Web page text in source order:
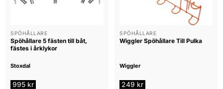
SPÖHÅLLARE
Spöhållare 5 fästen till båt,
fästes i årklykor
Stoxdal
995 kr
SPÖHÅLLARE
Wiggler Spöhållare Till Pulka
Wiggler
249 kr